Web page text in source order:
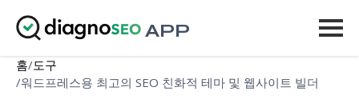
APP
도구
홈/도구
/워드프레스용 최고의 SEO 친화적 테마 및 웹사이트 빌더